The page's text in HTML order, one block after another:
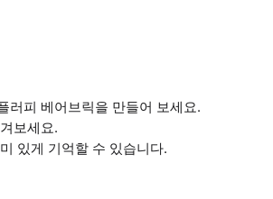
러피 베어브릭을 만들어 보세요.
보세요.
있게 기억할 수 있습니다.